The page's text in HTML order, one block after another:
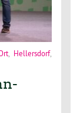
, Hellersdorf,